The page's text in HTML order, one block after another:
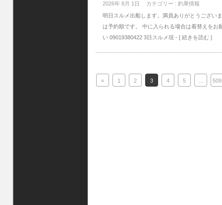
2026年 8月 1日 カテゴリー : 釣果情報
明日スルメ出船します。満員ありがとうござい
は予約順です。 中に入られる場合は着替えを
い 09019380422 3日スルメ現 - [ 続きを読む ]
« 1 2 3 4 5 509